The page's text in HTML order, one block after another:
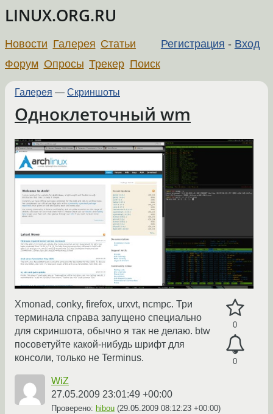
LINUX.ORG.RU
Регистрация - Вход
Новости Галерея Статьи
Форум Опросы Трекер Поиск
Галерея — Скриншоты
Одноклеточный wm
0
0
Xmonad, conky, firefox, urxvt, ncmpc. Три
терминала справа запущено специально
для скриншота, обычно я так не делаю. btw
посоветуйте какой-нибудь шрифт для
консоли, только не Terminus.
WiZ
27.05.2009 23:01:49 +00:00
Проверено: hibou (29.05.2009 08:12:23 +00:00)